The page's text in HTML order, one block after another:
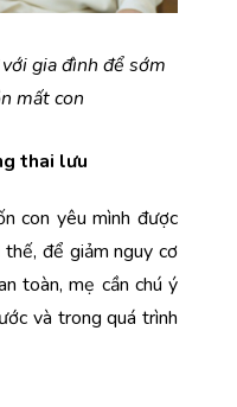
gia đình để sớm
mất con
thai lưu
con yêu mình được
thế, để giảm nguy cơ
toàn, mẹ cần chú ý
và trong quá trình